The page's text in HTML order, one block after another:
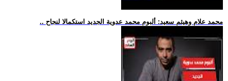
.. محمد علام وهيثم سعيد: ألبوم محمد عدوية الجديد استكمالا لنجاح